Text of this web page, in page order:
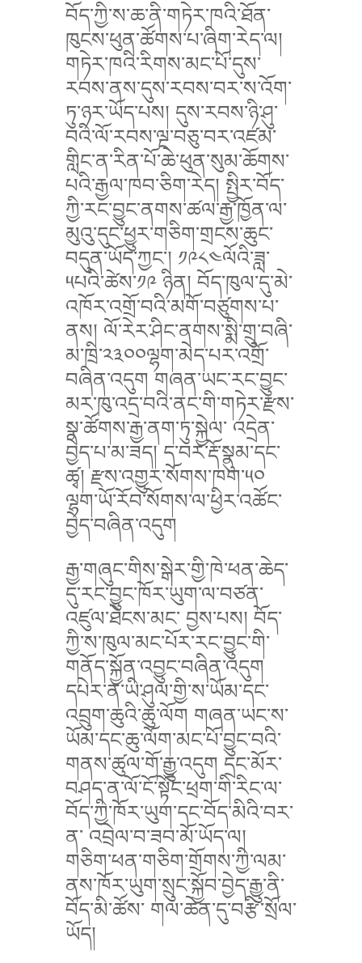
བོད་ཀྱི་ས་ཆ་ནི་གཏེར་ཁའི་ཐོན་
ཁུངས་ཕུན་ཚོགས་པ་ཞིག་རེད་ལ།
གཏེར་ཁའི་རིགས་མང་པོ་དུས་
རབས་ནས་དུས་རབས་བར་ས་འོག་
ཏུ་ཉར་ཡོད་པས། དུས་རབས་ཉི་ཤུ་
བའི་ལོ་རབས་ལྔ་བཅུ་བར་འཛམ་
གླིང་ན་རིན་པོ་ཆེ་ཕུན་སུམ་ཆོགས་
པའི་རྒྱལ་ཁབ་ཅིག་རེད། སྤྱིར་བོད་
ཀྱི་རང་བྱུང་ནགས་ཚལ་རྒྱ་ཁྱོན་ལ་
མུའུ་དུང་ཕྱུར་གཅིག་གྲངས་ཆུང་
བདུན་ཡོད་ཀྱང་། ༡༩༨༤ལོའི་ཟླ་
༥པའི་ཚེས་༡༩ ཉིན། བོད་ཁུལ་དུ་མེ་
འཁོར་འགྲོ་བའི་མགོ་བཙུགས་པ་
ནས། ལོ་རེར་ཤིང་ནགས་སྨི་གྲུ་བཞི་
མ་ཁྲི་༢༣༠༠ལྷག་མེད་པར་འགྲོ་
བཞིན་འདུག གཞན་ཡང་རང་བྱུང་
མར་ཁུ་འདྲ་བའི་ནང་གི་གཏེར་རྫས་
སྣ་ཚོགས་རྒྱ་ནག་ཏུ་སྐྱེལ་ འདྲེན་
བྱེད་པ་མ་ཟད། ད་བར་རྡོ་སྣུམ་དང་
ཚྭ། རྫས་འགྱུར་སོགས་ཁག་༥༠
ལྷག་ཡོ་རོབ་སོགས་ལ་ཕྱིར་འཚོང་
བྱེད་བཞིན་འདུག
རྒྱ་གཞུང་གིས་སྒེར་གྱི་ཁེ་ཕན་ཆེད་
དུ་རང་བྱུང་ཁོར་ཡུག་ལ་བཙན་
འཛུལ་ཐེངས་མང་ བྱས་པས། བོད་
ཀྱི་ས་ཁུལ་མང་པོར་རང་བྱུང་གི་
གནོད་སྐྱོན་འབྱུང་བཞིན་འདུག
དཔེར་ན་ཡི་ཤུལ་གྱི་ས་ཡོམ་དང་
འབྲུག་ཆུའི་ཆུ་ལོག གཞན་ཡང་ས་
ཡོམ་དང་ཆུ་ལོག་མང་པོ་བྱུང་བའི་
གནས་ཚུལ་གོ་རྒྱུ་འདུག དྲང་མོར་
བཤད་ན་ལོ་ངོ་སྟོང་ཕྲག་གི་རིང་ལ་
བོད་ཀྱི་ཁོར་ཡུག་དང་བོད་མིའི་བར་
ན་ འབྲེལ་བ་ཟབ་མོ་ཡོད་ལ།
གཅིག་ཕན་གཅིག་གྲོགས་ཀྱི་ལམ་
ནས་ཁོར་ཡུག་སྲུང་སྐྱོབ་བྱེད་རྒྱུ་ནི་
བོད་མི་ཚོས་ གལ་ཆེན་དུ་བརྩི་སྲོལ་
ཡོད།